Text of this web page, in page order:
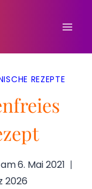
REZEPTE
6. Mai 2021
2026